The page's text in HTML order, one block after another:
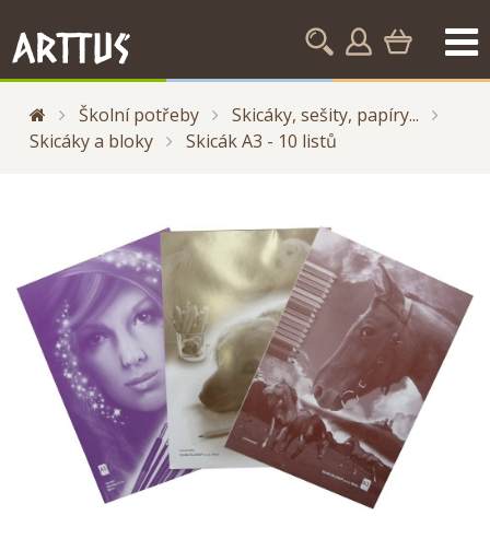
Školní potřeby
Skicáky, sešity, papíry...
Skicáky a bloky
Skicák A3 - 10 listů